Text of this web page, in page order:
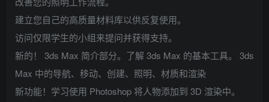
建立您自己的高质量材料库以供反复使用。
访问仅限学生的小组来提问并获得支持。
新的！ 3ds Max 简介部分。了解 3ds Max 的基本工具。 3ds
Max 中的导航、移动、创建、照明、材质和渲染
新功能！学习使用 Photoshop 将人物添加到 3D 渲染中。